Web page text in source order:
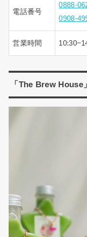
電話番号
0888-
0908-
営業時間
「The Brew House